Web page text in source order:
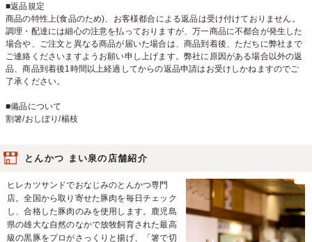
■返品規定
商品の特性上(食品のため)、お客様都合による返品は受け付けておりません。
調理・配達には細心の注意を払っておりますが、万一商品に不都合が発生した
場合や、ご注文と異なる商品が届いた場合は、商品到着後、ただちに弊社まで
ご連絡くださいますようお願い申し上げます。弊社に原因がある場合以外の返
品、商品到着後1時間以上経過してからの返品申請はお受けしかねますのでご
了承ください。
■備品について
割箸/おしぼり/楊枝
とんかつ まい泉の店舗紹介
ヒレカツサンドでおなじみのとんかつ専門
店。全国から取り寄せた豚肉を毎日チェック
し、合格した豚肉のみを使用します。鹿児島
県の雄大な自然のなかで放牧飼育された最高
級の黒豚をプロがさっくりと揚げ、「箸で切